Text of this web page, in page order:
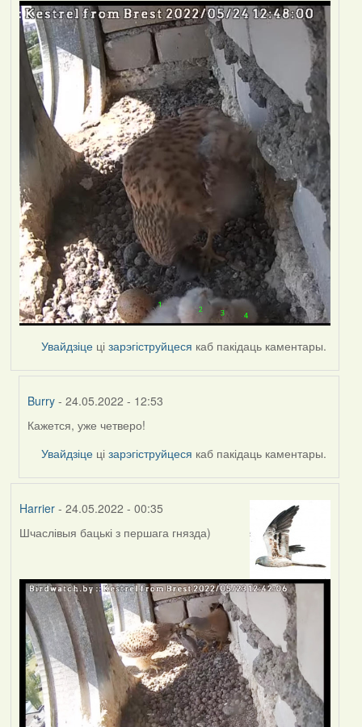
Увайдзіце цізарэгіструйцеся каб пакідаць каментары.
Burry - 24.05.2022 - 12:53
In
reply
by
Кажется, уже четверо!
Увайдзіце цізарэгіструйцеся каб пакідаць каментары.
Harrier- 24.05.2022 - 00:35
Шчаслівыя бацькі з першага гнязда)